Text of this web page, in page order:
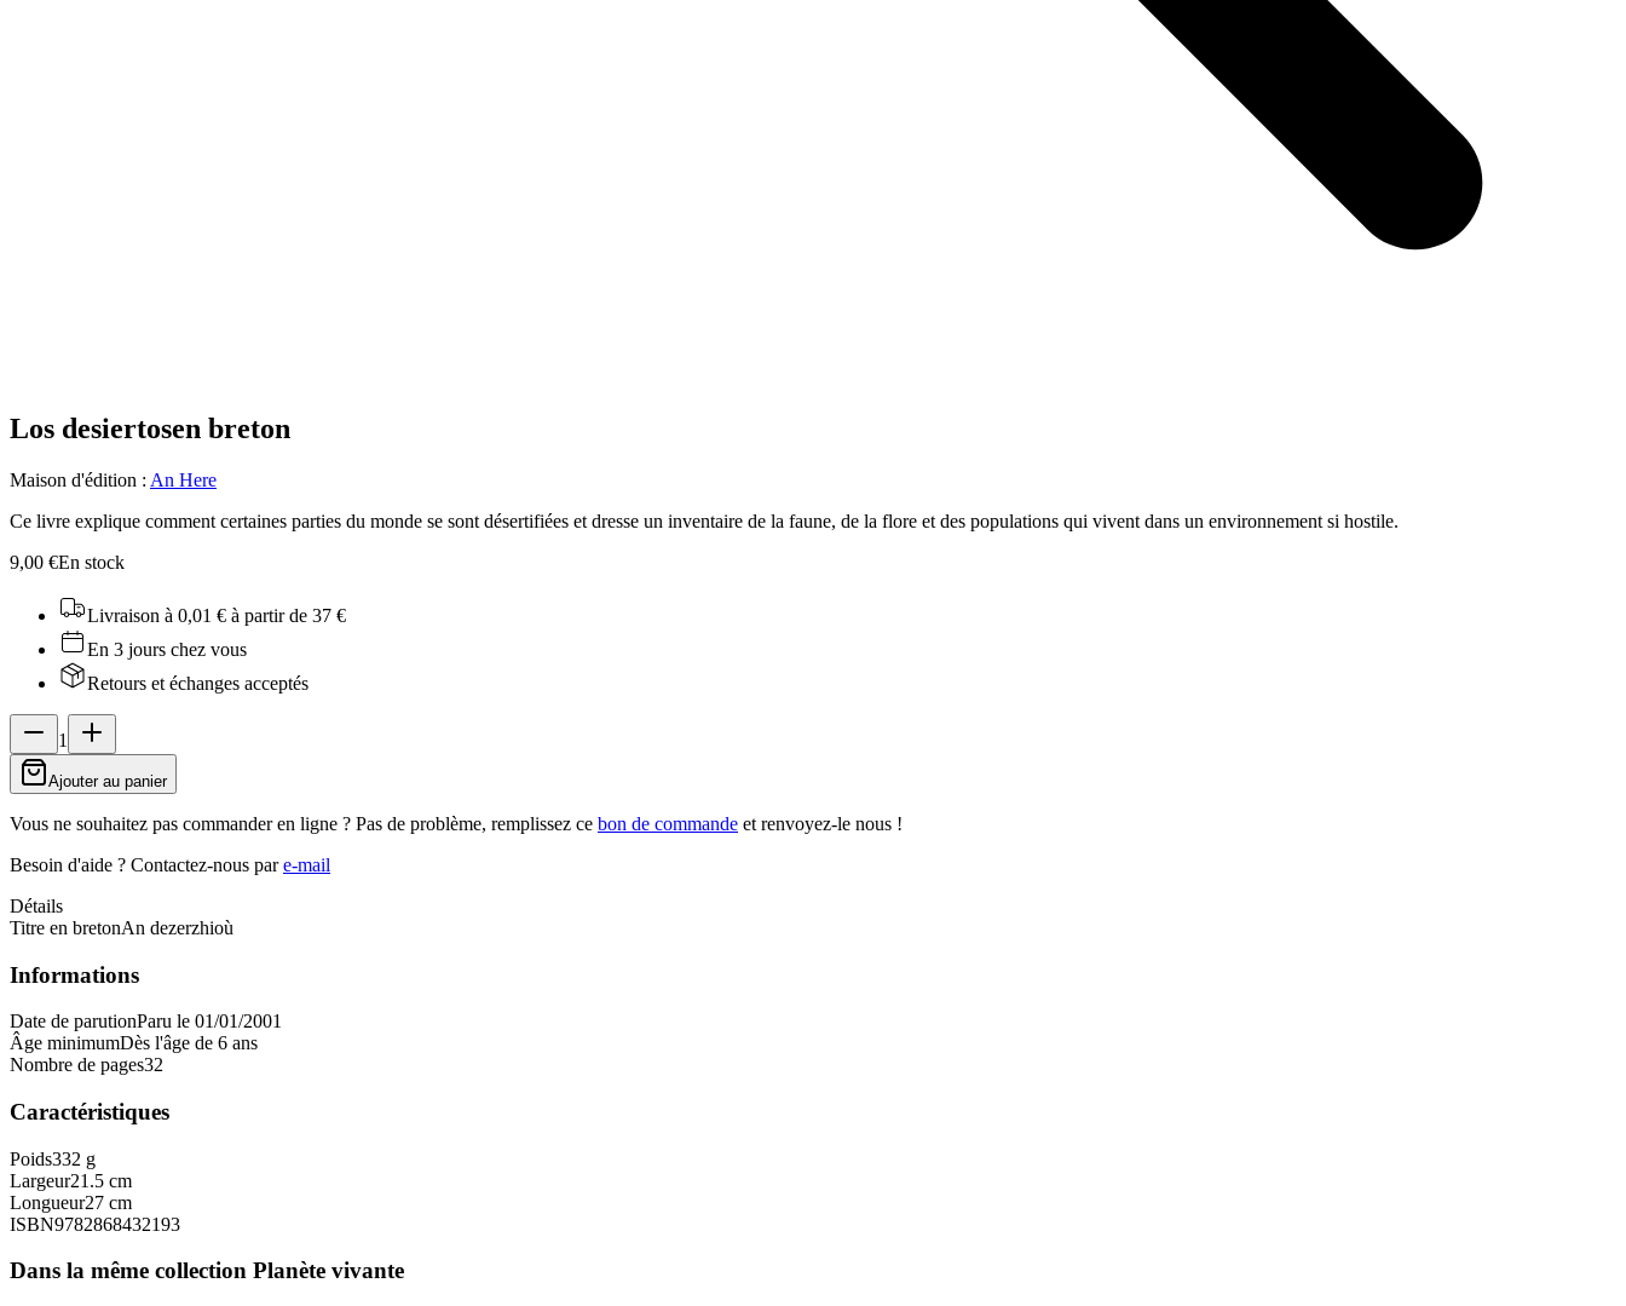
Los desiertosen breton
Maison d'édition : An Here
Ce livre explique comment certaines parties du monde se sont désertifiées et dresse un inventaire de la faune, de la flore et des populations qui vivent dans un environnement si hostile.
9,00 €En stock
Livraison à 0,01 € à partir de 37 €
En 3 jours chez vous
Retours et échanges acceptés
1
Ajouter au panier
Vous ne souhaitez pas commander en ligne ? Pas de problème, remplissez ce bon de commande et renvoyez-le nous !
Besoin d'aide ? Contactez-nous pare-mail
Détails
Titre en bretonAn dezerzhioù
Informations
Date de parutionParu le 01/01/2001
Âge minimumDès l'âge de 6 ans
Nombre de pages32
Caractéristiques
Poids332 g
Largeur21.5 cm
Longueur27 cm
ISBN9782868432193
Dans la même collection Planète vivante